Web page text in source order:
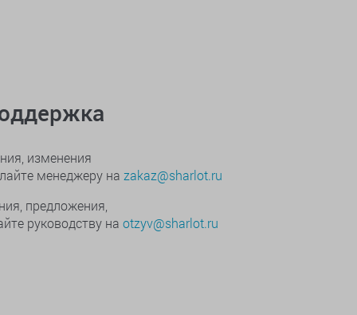
изменения
менеджеру на zakaz@sharlot.ru
предложения,
руководству на otzyv@sharlot.ru